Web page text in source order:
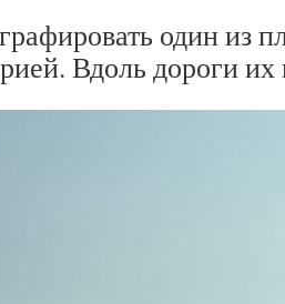
один из
Вдоль дороги их